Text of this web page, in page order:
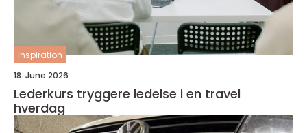
inspiration
18. June 2026
Lederkurs tryggere ledelse i en travel
hverdag